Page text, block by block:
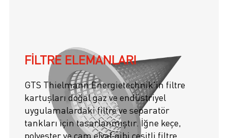
FILTRE ELEMANLARI
GTS Thielmann Energietechnik'in filtre
kartuşları doğal gaz ve endüstriyel
uygulamalardaki filtre ve separatör
tankları için tasarlanmıştır. İğne keçe,
polyester ve cam elyaf gibi çeşitli filtre